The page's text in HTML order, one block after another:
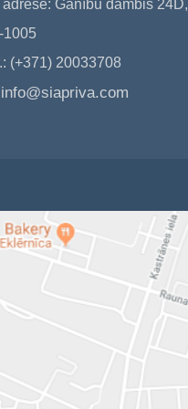
adrese: Ganību dambis 24D,
1005
(+371) 20033708
info@siapriva.com